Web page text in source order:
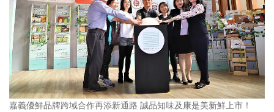
嘉義優鮮品牌跨域合作再添新通路 誠品知味及康是美新鮮上市！